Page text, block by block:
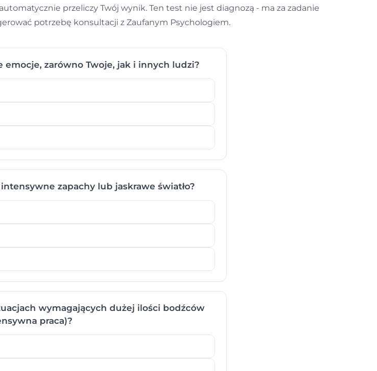
przeliczy Twój wynik. Ten test nie jest diagnozą - ma za zadanie
potrzebę konsultacji z Zaufanym Psychologiem.
emocje, zarówno Twoje, jak i innych ludzi?
zapachy lub jaskrawe światło?
wymagających dużej ilości bodźców
praca)?